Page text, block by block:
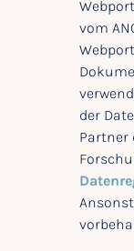
vom
der
Partner